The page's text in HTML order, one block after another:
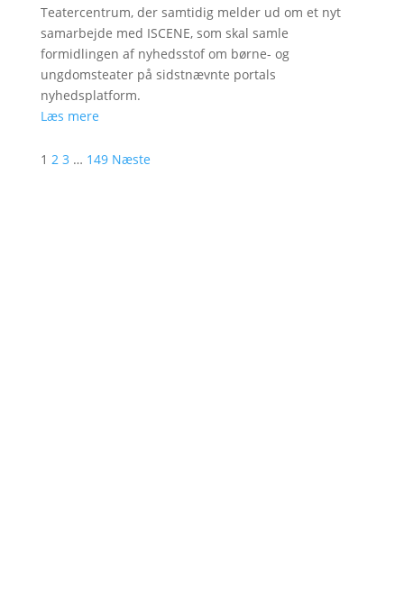
Teatercentrum, der samtidig melder ud om et nyt
samarbejde med ISCENE, som skal samle
formidlingen af nyhedsstof om børne- og
ungdomsteater på sidstnævnte portals
nyhedsplatform.
Læs mere
1 2 3 … 149 Næste